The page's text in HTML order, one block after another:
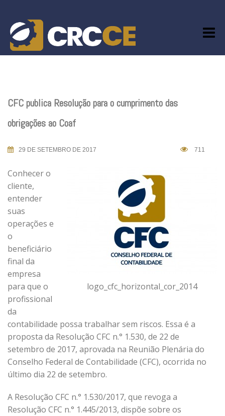
content
CFC publica Resolução para o cumprimento das
obrigações ao Coaf
29 DE SETEMBRO DE 2017 711
logo_cfc_horizontal_cor_2014
Conhecer o
cliente,
entender
suas
operações e
o
beneficiário
final da
empresa
para que o
profissional
da
contabilidade possa trabalhar sem riscos. Essa é a
proposta da Resolução CFC n.° 1.530, de 22 de
setembro de 2017, aprovada na Reunião Plenária do
Conselho Federal de Contabilidade (CFC), ocorrida no
último dia 22 de setembro.
A Resolução CFC n.° 1.530/2017, que revoga a
Resolução CFC n.° 1.445/2013, dispõe sobre os